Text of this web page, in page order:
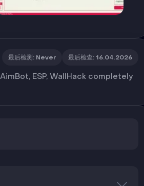
最后检测 : Never 最后检查: 16.04.2026
ESP, WallHack completely